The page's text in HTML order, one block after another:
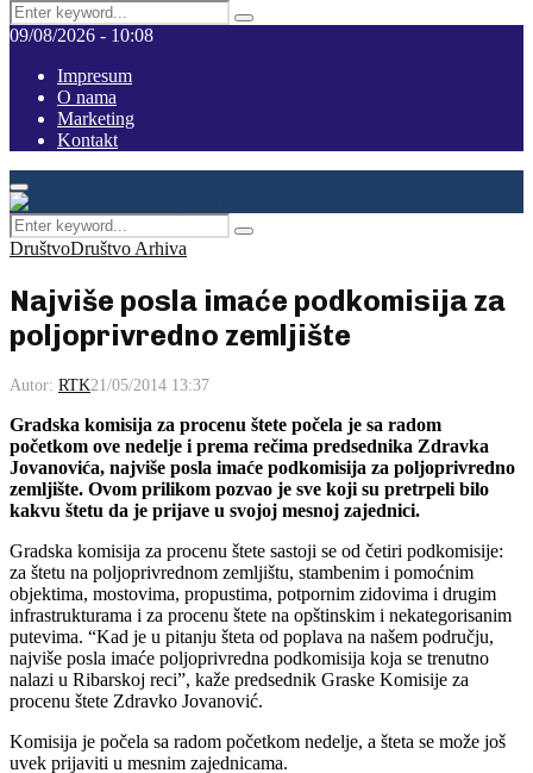
Search
for:
Pretraga
09/08/2026 - 10:08
Impresum
O nama
Marketing
Kontakt
Facebook
Instagram
Youtube
Primary
Menu
Search
for:
Pretraga
DruštvoDruštvo Arhiva
Najviše posla imaće podkomisija za
poljoprivredno zemljište
Autor: RTK21/05/2014 13:37
Gradska komisija za procenu štete počela je sa radom
početkom ove nedelje i prema rečima predsednika Zdravka
Jovanovića, najviše posla imaće podkomisija za poljoprivredno
zemljište. Ovom prilikom pozvao je sve koji su pretrpeli bilo
kakvu štetu da je prijave u svojoj mesnoj zajednici.
Gradska komisija za procenu štete sastoji se od četiri podkomisije:
za štetu na poljoprivrednom zemljištu, stambenim i pomoćnim
objektima, mostovima, propustima, potpornim zidovima i drugim
infrastrukturama i za procenu štete na opštinskim i nekategorisanim
putevima. “Kad je u pitanju šteta od poplava na našem području,
najviše posla imaće poljoprivredna podkomisija koja se trenutno
nalazi u Ribarskoj reci”, kaže predsednik Graske Komisije za
procenu štete Zdravko Jovanović.
Komisija je počela sa radom početkom nedelje, a šteta se može još
uvek prijaviti u mesnim zajednicama.